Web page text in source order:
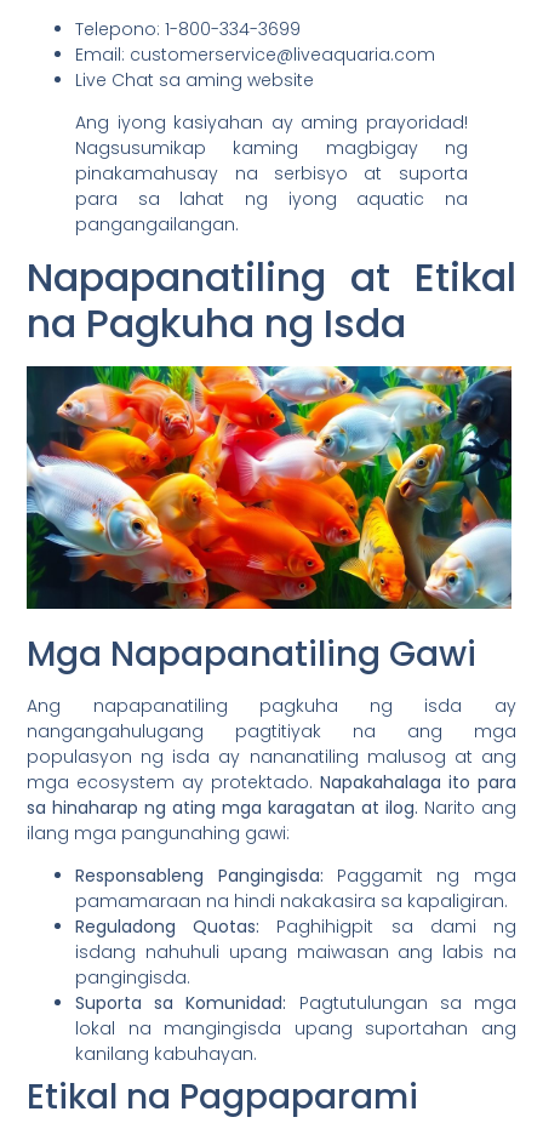
Telepono: 1-800-334-3699
Email: customerservice@liveaquaria.com
Live Chat sa aming website
Ang iyong kasiyahan ay aming prayoridad!
Nagsusumikap kaming magbigay ng
pinakamahusay na serbisyo at suporta
para sa lahat ng iyong aquatic na
pangangailangan.
Napapanatiling at Etikal
na Pagkuha ng Isda
Mga Napapanatiling Gawi
Ang napapanatiling pagkuha ng isda ay
nangangahulugang pagtitiyak na ang mga
populasyon ng isda ay nananatiling malusog at ang
mga ecosystem ay protektado. Napakahalaga ito para
sa hinaharap ng ating mga karagatan at ilog. Narito ang
ilang mga pangunahing gawi:
Responsableng Pangingisda: Paggamit ng mga
pamamaraan na hindi nakakasira sa kapaligiran.
Reguladong Quotas: Paghihigpit sa dami ng
isdang nahuhuli upang maiwasan ang labis na
pangingisda.
Suporta sa Komunidad: Pagtutulungan sa mga
lokal na mangingisda upang suportahan ang
kanilang kabuhayan.
Etikal na Pagpaparami